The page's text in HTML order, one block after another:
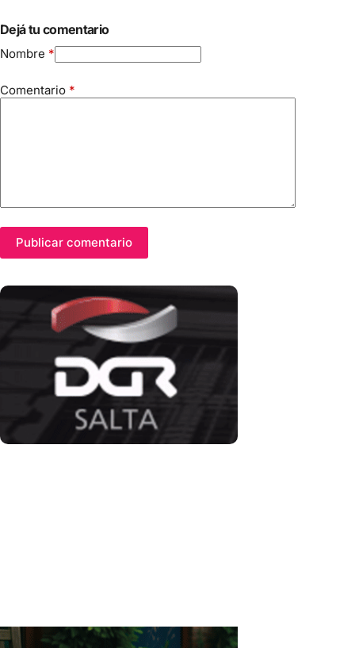
Dejá tu comentario
Nombre *
Comentario *
Publicar comentario